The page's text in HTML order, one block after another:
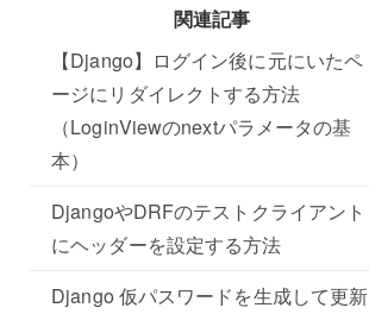
関連記事
【Django】ログイン後に元にいたペ
ージにリダイレクトする方法
（LoginViewのnextパラメータの基
本）
DjangoやDRFのテストクライアント
にヘッダーを設定する方法
Django 仮パスワードを生成して更新